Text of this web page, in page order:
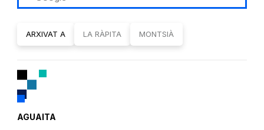
ARXIVAT A LA RÀPITA MONTSIÀ
AGUAITA